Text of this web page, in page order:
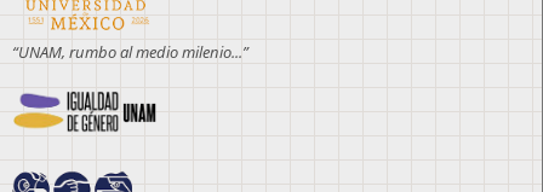
“UNAM, rumbo al medio milenio...”